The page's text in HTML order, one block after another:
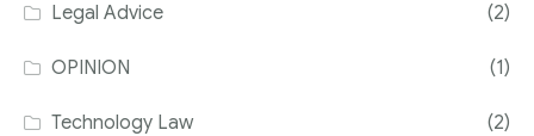
Legal Advice (2)
OPINION (1)
Technology Law (2)